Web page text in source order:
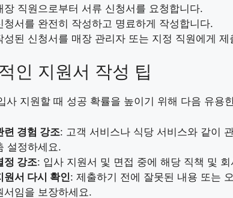
장 직원으로부터 서류 신청서를 요청합니다.
청서를 완전히 작성하고 명료하게 작성합니다.
성된 신청서를 매장 관리자 또는 지정 직원에게 제
인 지원서 작성 팁
사 지원할 때 성공 확률을 높이기 위해 다음 유용
련 경험 강조: 고객 서비스나 식당 서비스와 같이
설정하세요.
정 강조: 입사 지원서 및 면접 중에 해당 직책 및
원서 다시 확인: 제출하기 전에 잘못된 내용 또는
서임을 보장하세요.